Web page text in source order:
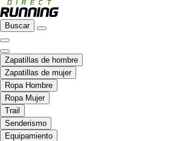
Buscar
Zapatillas de hombre
Zapatillas de mujer
Ropa Hombre
Ropa Mujer
Trail
Senderismo
Equipamiento